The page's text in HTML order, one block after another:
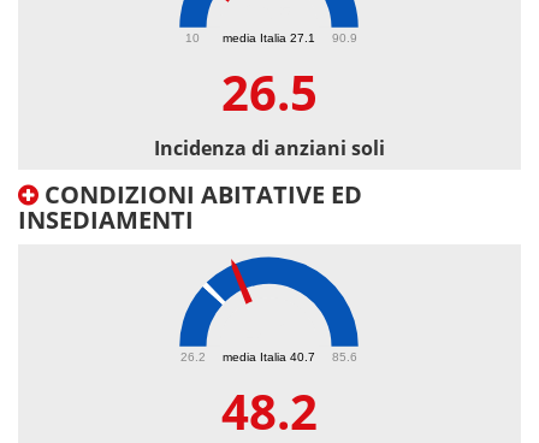
media Italia 27.1
10 90.9
26.5
Incidenza di anziani soli
CONDIZIONI ABITATIVE ED
INSEDIAMENTI
media Italia 40.7
26.2 85.6
48.2